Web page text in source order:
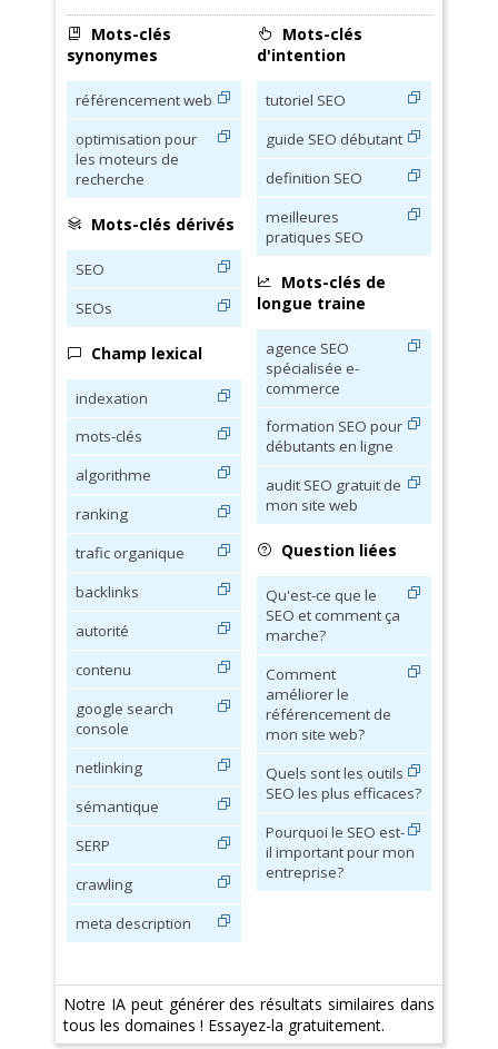
Mots-clés
synonymes
référencement web
optimisation pour
les moteurs de
recherche
Mots-clés dérivés
SEO
SEOs
Champ lexical
indexation
mots-clés
algorithme
ranking
trafic organique
backlinks
autorité
contenu
google search
console
netlinking
sémantique
SERP
crawling
meta description
Mots-clés
d'intention
tutoriel SEO
guide SEO débutant
definition SEO
meilleures
pratiques SEO
Mots-clés de
longue traine
agence SEO
spécialisée e-
commerce
formation SEO pour
débutants en ligne
audit SEO gratuit de
mon site web
Question liées
Qu'est-ce que le
SEO et comment ça
marche?
Comment
améliorer le
référencement de
mon site web?
Quels sont les outils
SEO les plus efficaces?
Pourquoi le SEO est-
il important pour mon
entreprise?
Notre IA peut générer des résultats similaires dans
tous les domaines ! Essayez-la gratuitement.